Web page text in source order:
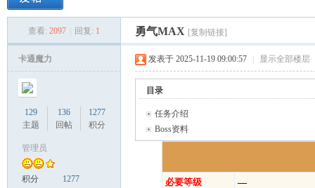
› ›
查看: 2097 回复: 1 勇气MAX [复制链接]
卡通魔力
129
主题
136
回帖
1277
积分
管理员
积分 1277
发表于 2025-11-19 09:00:57 显示全部楼层
目录
任务介绍
Boss资料
必要等级
—